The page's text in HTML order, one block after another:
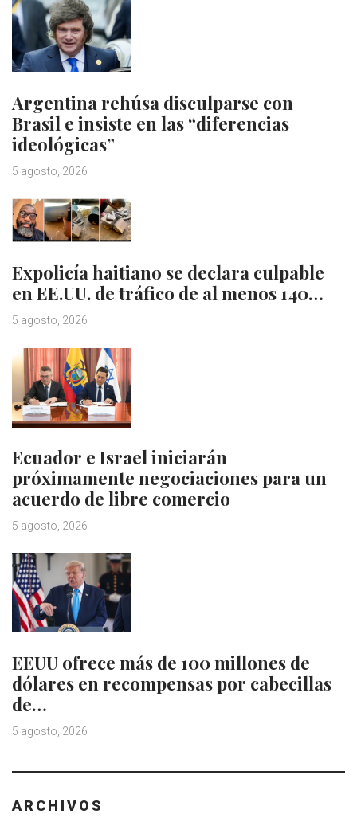
Argentina rehúsa disculparse con
Brasil e insiste en las “diferencias
ideológicas”
5 agosto, 2026
Expolicía haitiano se declara culpable
en EE.UU. de tráfico de al menos 140…
5 agosto, 2026
Ecuador e Israel iniciarán
próximamente negociaciones para un
acuerdo de libre comercio
5 agosto, 2026
EEUU ofrece más de 100 millones de
dólares en recompensas por cabecillas
de…
5 agosto, 2026
ARCHIVOS